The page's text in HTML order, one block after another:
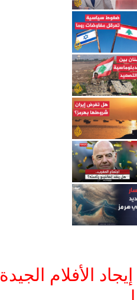
الأفلام الجيدة